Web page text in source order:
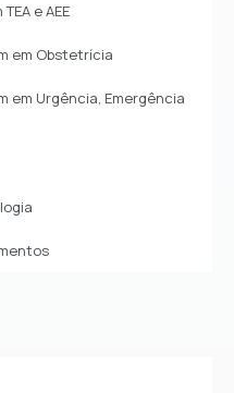
e AEE
em Obstetrícia
em Urgência, Emergência